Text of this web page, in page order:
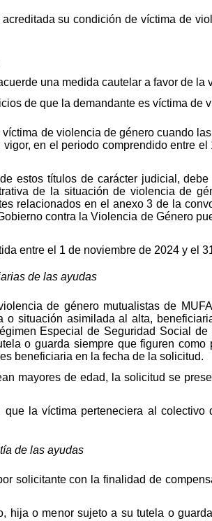
su condición de víctima de
una medida cautelar a favor de la
de que la demandante es víctima de
de violencia de género cuando
en el periodo comprendido entre el
estos títulos de carácter judicial, debe
de la situación de violencia de
relacionados en el anexo 3 de la
contra la Violencia de Género
entre el 1 de noviembre de 2024 y el
de las ayudas
de género mutualistas de
situación asimilada al alta,
Especial de Seguridad Social
o guarda siempre que figuren como
beneficiaria en la fecha de la solicitud.
mayores de edad, la solicitud se
la víctima perteneciera al
de las ayudas
solicitante con la finalidad de
hija o menor sujeto a su tutela o